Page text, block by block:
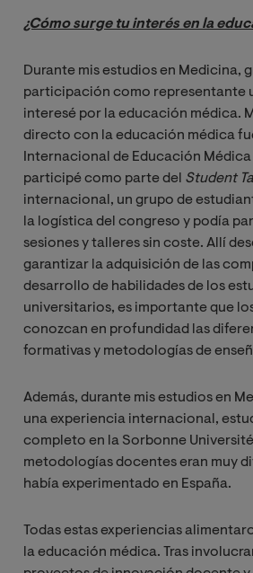
¿Cómo surge tu interés en la
Durante mis estudios en Medicina,
participación como representante
interesé por la educación médica.
directo con la educación médica
Internacional de Educación Médica
participé como parte del Student
internacional, un grupo de
la logística del congreso y podía
sesiones y talleres sin coste. Allí
garantizar la adquisición de las
desarrollo de habilidades de los
universitarios, es importante que
conozcan en profundidad las
formativas y metodologías de
Además, durante mis estudios en
una experiencia internacional,
completo en la Sorbonne Université
metodologías docentes eran muy
había experimentado en España.
Todas estas experiencias
la educación médica. Tras